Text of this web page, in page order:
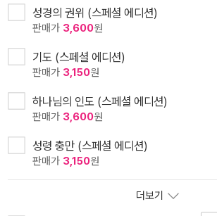
성경의 권위 (스페셜 에디션)
판매가 3,600원
기도 (스페셜 에디션)
판매가 3,150원
하나님의 인도 (스페셜 에디션)
판매가 3,600원
성령 충만 (스페셜 에디션)
판매가 3,150원
더보기